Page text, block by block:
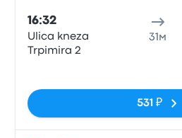
16:32
Ulica kneza
Trpimira 2
31м
531 ₽